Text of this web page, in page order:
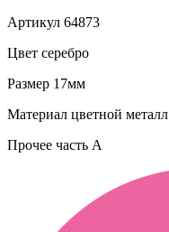
Артикул 64873
Цвет серебро
Размер 17мм
Материал цветной металл
Прочее часть A